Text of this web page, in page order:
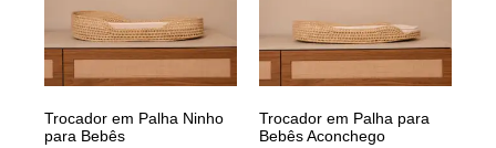
Trocador em Palha Ninho
para Bebês
Trocador em Palha para
Bebês Aconchego